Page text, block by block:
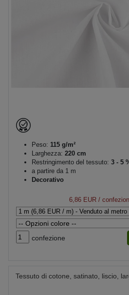
Peso: 115 g/m²
Larghezza: 220 cm
Restringimento del tessuto: 3 - 5
a partire da 1 m
Decorativo
6,86 EUR/
confezione
Tessuto di cotone, satinato, liscio,